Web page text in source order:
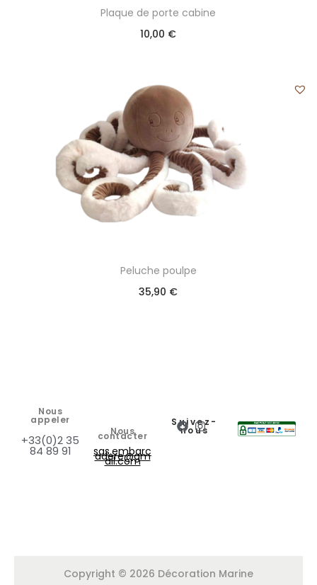
Plaque de porte cabine
10,00 €
Peluche poulpe
35,90 €
Nous
appeler
+33(0)2 35
84 89 91
Nous
contacter
sas.embarc
adere@gm
ail.com
Suivez-
nous
Copyright © 2026 Décoration Marine